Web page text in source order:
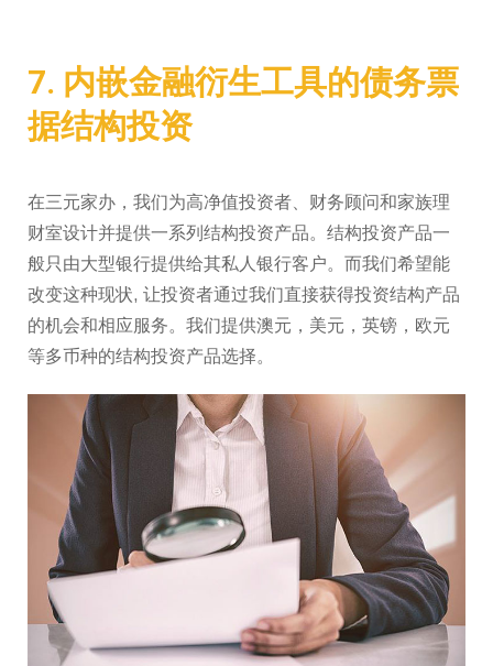
7. 内嵌金融衍生工具的债务票
据结构投资
在三元家办，我们为高净值投资者、财务顾问和家族理
财室设计并提供一系列结构投资产品。结构投资产品一
般只由大型银行提供给其私人银行客户。而我们希望能
改变这种现状, 让投资者通过我们直接获得投资结构产品
的机会和相应服务。我们提供澳元，美元，英镑，欧元
等多币种的结构投资产品选择。